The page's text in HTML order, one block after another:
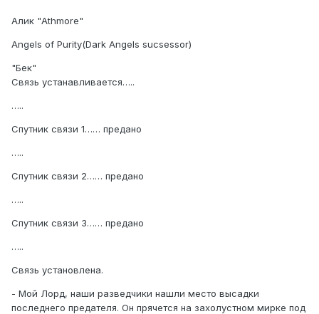
Алик "Athmore"
Angels of Purity(Dark Angels sucsessor)
"Бек"
Связь устанавливается…..
…..
Спутник связи 1…… предано
…..
Спутник связи 2…… предано
…..
Спутник связи 3…… предано
…..
Связь установлена.
- Мой Лорд, наши разведчики нашли место высадки
последнего предателя. Он прячется на захолустном мирке под